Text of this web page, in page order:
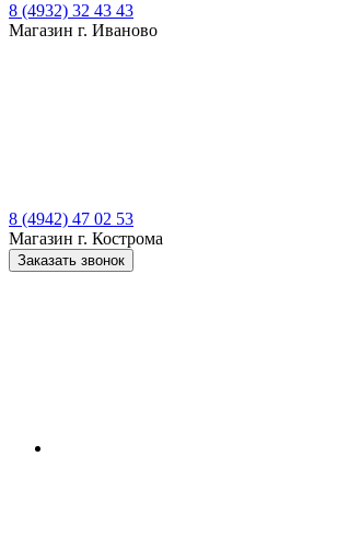
8 (4932) 32 43 43
Магазин г. Иваново
8 (4942) 47 02 53
Магазин г. Кострома
Заказать звонок